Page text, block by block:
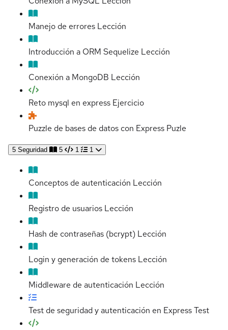
Manejo de errores Lección
Introducción a ORM Sequelize Lección
Conexión a MongoDB Lección
Reto mysql en express Ejercicio
Puzzle de bases de datos con Express Puzle
5 Seguridad 5 1 1
Conceptos de autenticación Lección
Registro de usuarios Lección
Hash de contraseñas (bcrypt) Lección
Login y generación de tokens Lección
Middleware de autenticación Lección
Test de seguridad y autenticación en ExpressTest